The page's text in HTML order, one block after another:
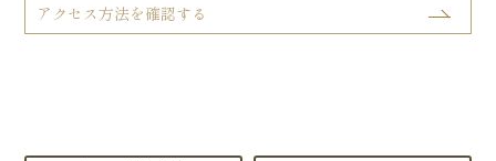
アクセス方法を確認する